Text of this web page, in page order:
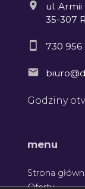
ul. Armii
35-307
730 956
Godziny
menu
Strona